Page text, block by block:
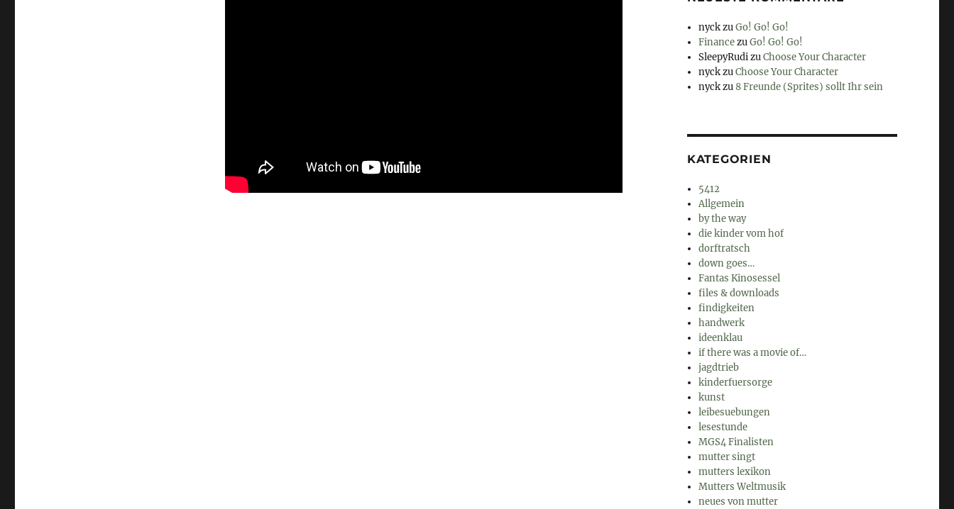
nyckzuGo! Go! Go!
FinancezuGo! Go! Go!
SleepyRudizuChoose Your Character
nyckzuChoose Your Character
nyckzu 8 Freunde (Sprites) sollt Ihr sein
KATEGORIEN
5412
Allgemein
by the way
die kinder vom hof
dorftratsch
down goes…
Fantas Kinosessel
files & downloads
findigkeiten
handwerk
ideenklau
if there was a movie of…
jagdtrieb
kinderfuersorge
kunst
leibesuebungen
lesestunde
MGS4 Finalisten
mutter singt
mutters lexikon
Mutters Weltmusik
neues von mutter